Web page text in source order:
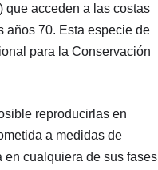
que acceden a las costas
años 70. Esta especie de
para la Conservación
reproducirlas en
a medidas de
en cualquiera de sus fases